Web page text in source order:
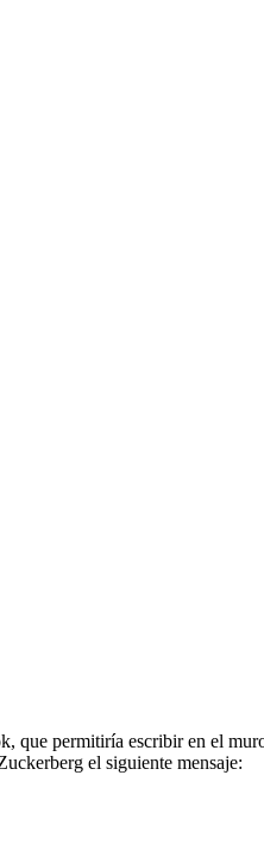
que permitiría escribir en el
el siguiente mensaje: